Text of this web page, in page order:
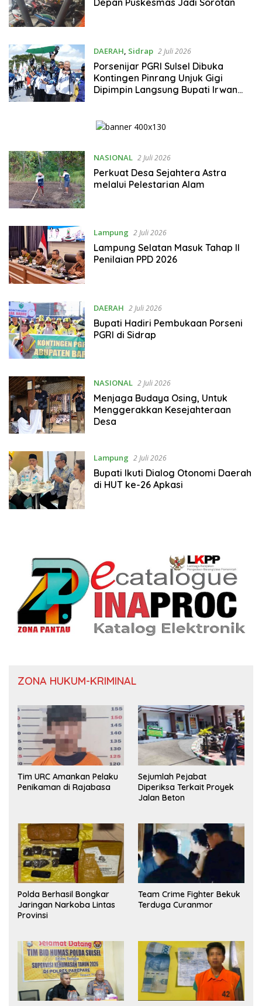
Depan Puskesmas Jadi Sorotan
DAERAH, Sidrap 2 Juli 2026
Porsenijar PGRI Sulsel Dibuka
Kontingen Pinrang Unjuk Gigi
Dipimpin Langsung Bupati Irwan
NASIONAL 2 Juli 2026
Perkuat Desa Sejahtera Astra
melalui Pelestarian Alam
Lampung 2 Juli 2026
Lampung Selatan Masuk Tahap II
Penilaian PPD 2026
DAERAH 2 Juli 2026
Bupati Hadiri Pembukaan Porseni
PGRI di Sidrap
NASIONAL 2 Juli 2026
Menjaga Budaya Osing, Untuk
Menggerakkan Kesejahteraan
Desa
Lampung 2 Juli 2026
Bupati Ikuti Dialog Otonomi Daerah
di HUT ke-26 Apkasi
ZONA HUKUM-KRIMINAL
Tim URC Amankan Pelaku
Penikaman di Rajabasa
Sejumlah Pejabat
Diperiksa Terkait Proyek
Jalan Beton
Polda Berhasil Bongkar
Jaringan Narkoba Lintas
Provinsi
Team Crime Fighter Bekuk
Terduga Curanmor